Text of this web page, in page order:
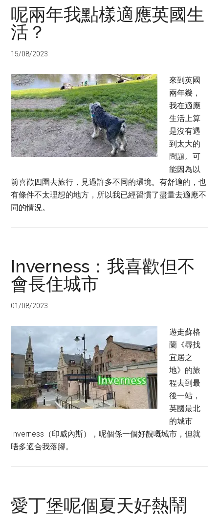
呢兩年我點樣適應英國生
活？
15/08/2023
來到英國
兩年幾，
我在適應
生活上算
是沒有遇
到太大的
問題。可
能因為以
前喜歡四圍去旅行，見過許多不同的環境。有舒適的，也
有條件不太理想的地方，所以我已經習慣了盡量去適應不
同的情況。
Inverness：我喜歡但不
會長住城市
01/08/2023
遊走蘇格
蘭《尋找
宜居之
地》的旅
程去到最
後一站，
英國最北
的城市
Inverness（印威內斯），呢個係一個好靚嘅城市，但就
唔多適合我落腳。
愛丁堡呢個夏天好熱鬧